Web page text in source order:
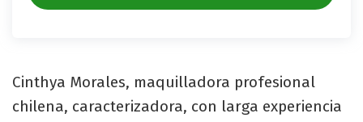
Cinthya Morales, maquilladora profesional
chilena, caracterizadora, con larga experiencia